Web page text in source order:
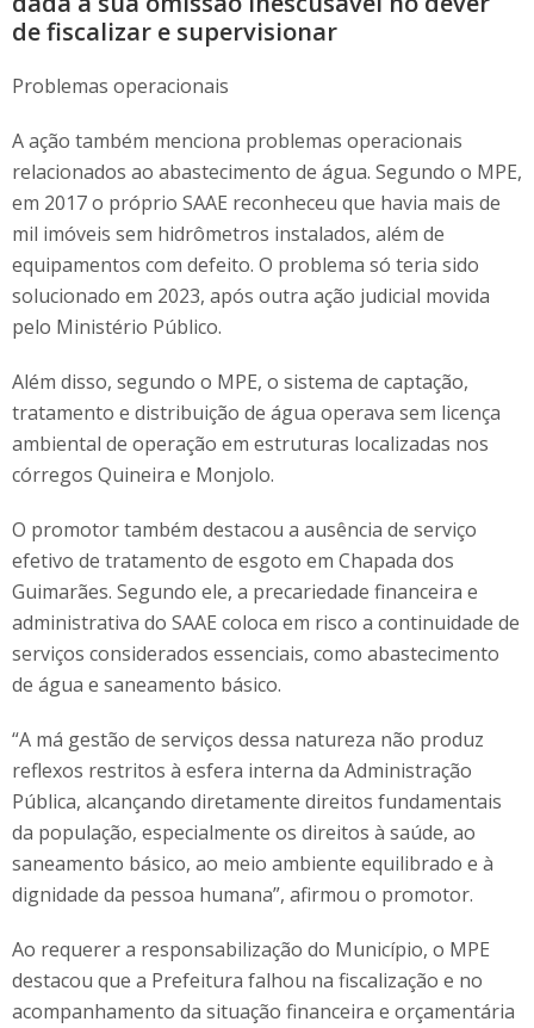
de fiscalizar e supervisionar
Problemas operacionais
A ação também menciona problemas operacionais
relacionados ao abastecimento de água. Segundo o MPE,
em 2017 o próprio SAAE reconheceu que havia mais de
mil imóveis sem hidrômetros instalados, além de
equipamentos com defeito. O problema só teria sido
solucionado em 2023, após outra ação judicial movida
pelo Ministério Público.
Além disso, segundo o MPE, o sistema de captação,
tratamento e distribuição de água operava sem licença
ambiental de operação em estruturas localizadas nos
córregos Quineira e Monjolo.
O promotor também destacou a ausência de serviço
efetivo de tratamento de esgoto em Chapada dos
Guimarães. Segundo ele, a precariedade financeira e
administrativa do SAAE coloca em risco a continuidade de
serviços considerados essenciais, como abastecimento
de água e saneamento básico.
“A má gestão de serviços dessa natureza não produz
reflexos restritos à esfera interna da Administração
Pública, alcançando diretamente direitos fundamentais
da população, especialmente os direitos à saúde, ao
saneamento básico, ao meio ambiente equilibrado e à
dignidade da pessoa humana”, afirmou o promotor.
Ao requerer a responsabilização do Município, o MPE
destacou que a Prefeitura falhou na fiscalização e no
acompanhamento da situação financeira e orçamentária